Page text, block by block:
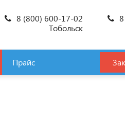
8 (800) 600-17-02
Тобольск
Прайс